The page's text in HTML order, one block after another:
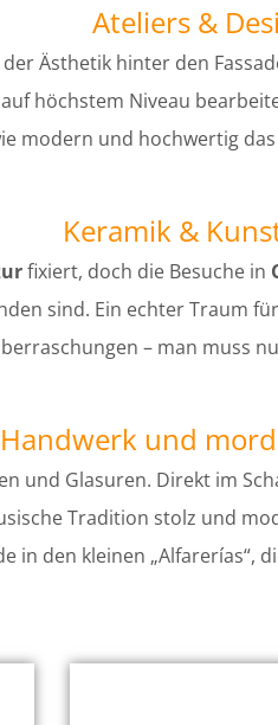
Ateliers &
Ästhetik hinter den
höchstem Niveau
modern und hochwertig
Keramik &
fixiert, doch die Besuche in
sind. Ein echter Traum
– man muss
und
und Glasuren. Direkt im
Tradition stolz und
in den kleinen „Alfarerías“,